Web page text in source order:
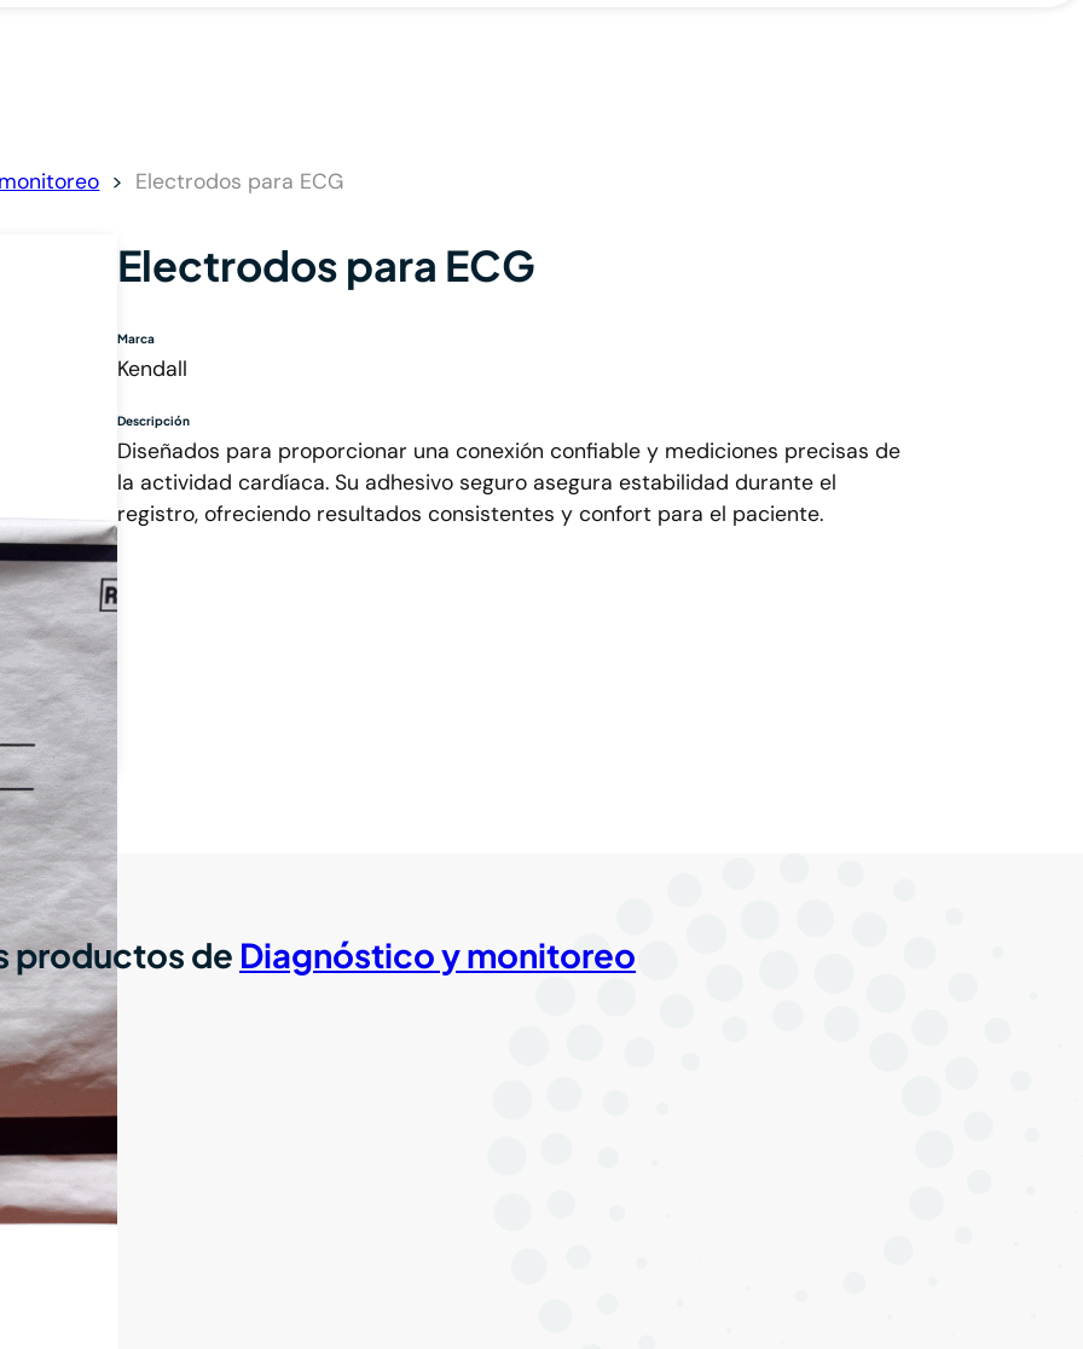
Electrodos para ECG
Electrodos para ECG
Marca
Kendall
Descripción
Diseñados para proporcionar una conexión confiable y mediciones precisas de
la actividad cardíaca. Su adhesivo seguro asegura estabilidad durante el
registro, ofreciendo resultados consistentes y confort para el paciente.
productos de Diagnóstico y monitoreo